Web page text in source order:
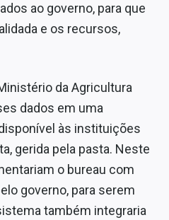
ao governo, para que
e os recursos,
da Agricultura
dados em uma
às instituições
gerida pela pasta. Neste
o bureau com
governo, para serem
também integraria